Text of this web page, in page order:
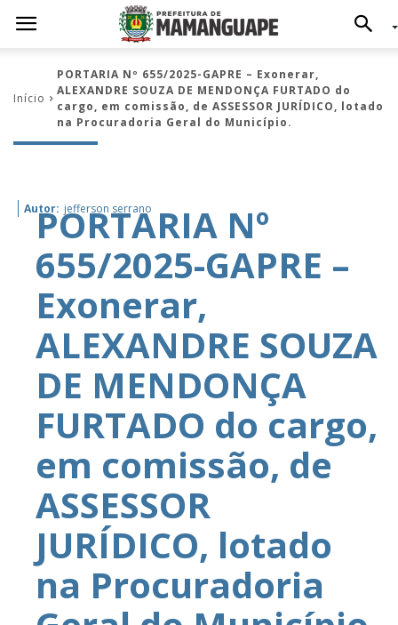
Início
PORTARIA Nº 655/2025-GAPRE – Exonerar,
ALEXANDRE SOUZA DE MENDONÇA FURTADO do
cargo, em comissão, de ASSESSOR JURÍDICO, lotado
na Procuradoria Geral do Município.
Autor: jefferson serrano
PORTARIA Nº
655/2025-GAPRE –
Exonerar,
ALEXANDRE SOUZA
DE MENDONÇA
FURTADO do cargo,
em comissão, de
ASSESSOR
JURÍDICO, lotado
na Procuradoria